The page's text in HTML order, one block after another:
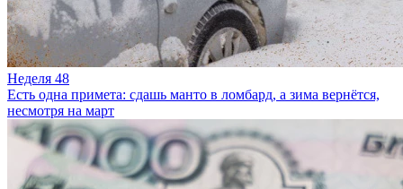
Неделя 48
Есть одна примета: сдашь манто в ломбард, а зима вернётся,
несмотря на март